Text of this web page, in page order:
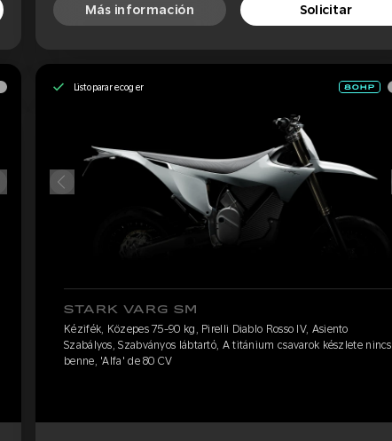
Más información Solicitar
Listo para recoger
STARK VARG SM
Kézifék, Közepes 75-90 kg, Pirelli Diablo Rosso IV, Asiento
Szabályos, Szabványos lábtartó, A titánium csavarok készlete nincs
benne, 'Alfa' de 80 CV